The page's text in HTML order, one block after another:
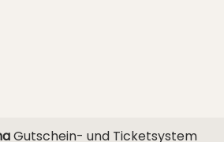
Gutschein- und Ticketsystem